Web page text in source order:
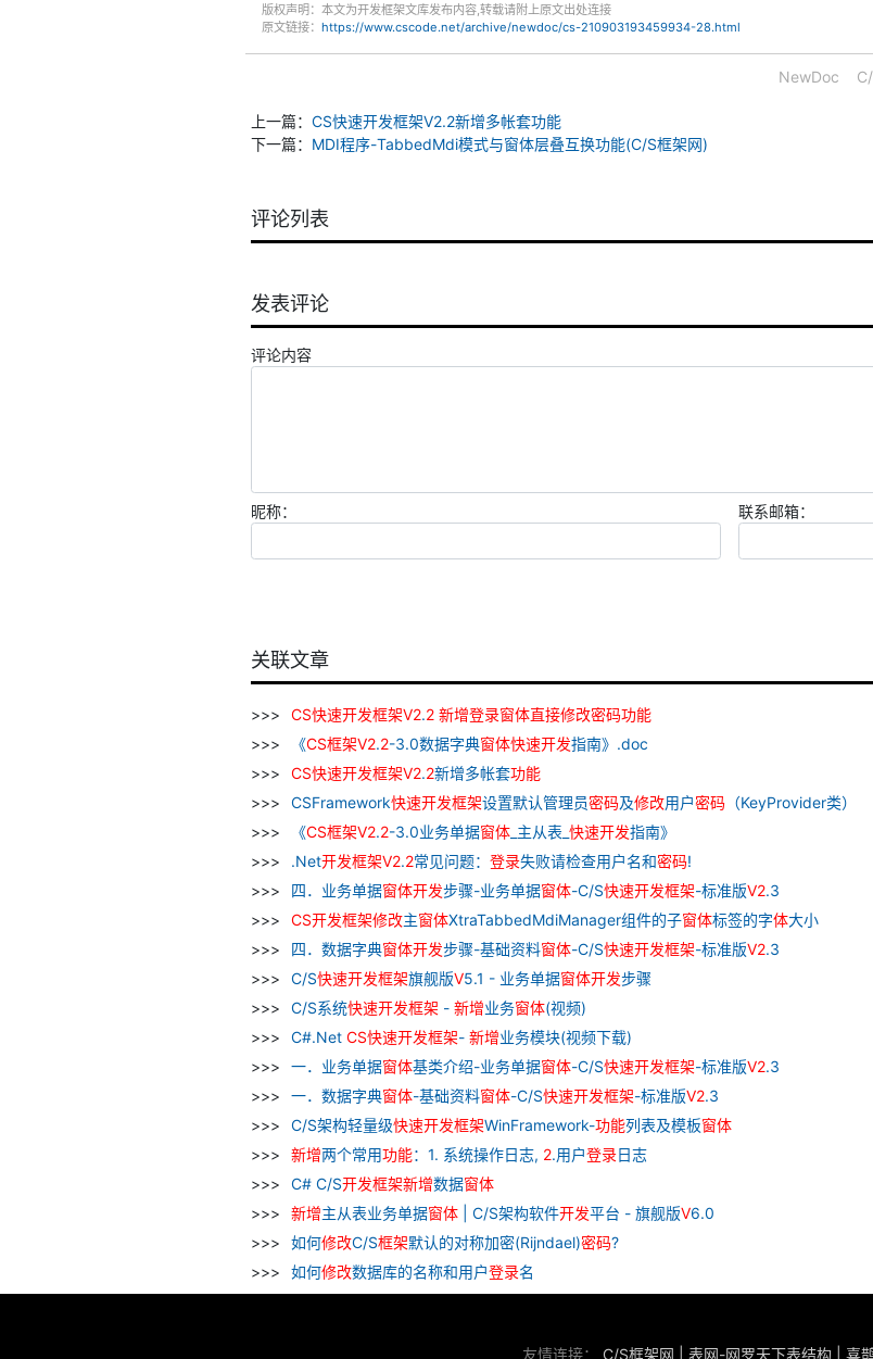
版权声明：本文为开发框架文库发布内容,转载请附上原文出处连接
原文链接： https://www.cscode.net/archive/newdoc/cs-210903193459934-28.html
NewDoc
上一篇： CS快速开发框架V2.2新增多帐套功能
下一篇： MDI程序-TabbedMdi模式与窗体层叠互换功能(C/S框架网)
评论列表
发表评论
评论内容
昵称： 联系邮箱：
关联文章
CS快速开发框架V2.2 新增登录窗体直接修改密码功能
《CS框架V2.2-3.0数据字典窗体快速开发指南》.doc
CS快速开发框架V2.2新增多帐套功能
CSFramework快速开发框架设置默认管理员密码及修改用户密码 （KeyProvider类）
《CS框架V2.2-3.0业务单据窗体 _主从表_ 快速开发指南》
.Net开发框架V2.2常见问题： 登录失败请检查用户名和密码!
四．业务单据窗体开发步骤-业务单据窗体-C/S快速开发框架-标准版V2.3
CS开发框架修改主窗体XtraTabbedMdiManager组件的子窗体标签的字体大小
四．数据字典窗体开发步骤-基础资料窗体-C/S快速开发框架-标准版V2.3
C/S快速开发框架旗舰版V5.1 - 业务单据窗体开发步骤
C/S系统快速开发框架 - 新增业务窗体(视频)
C#.Net CS快速开发框架- 新增业务模块(视频下载)
一．业务单据窗体基类介绍-业务单据窗体-C/S快速开发框架-标准版V2.3
一．数据字典窗体-基础资料窗体-C/S快速开发框架-标准版V2.3
C/S架构轻量级快速开发框架WinFramework-功能列表及模板窗体
新增两个常用功能：1. 系统操作日志, 2.用户登录日志
C# C/S开发框架新增数据窗体
新增主从表业务单据窗体 | C/S架构软件开发平台 - 旗舰版V6.0
如何修改C/S框架默认的对称加密(Rijndael)密码?
如何修改数据库的名称和用户登录名
友情连接： C/S框架网 表网-网罗天下表结构 喜